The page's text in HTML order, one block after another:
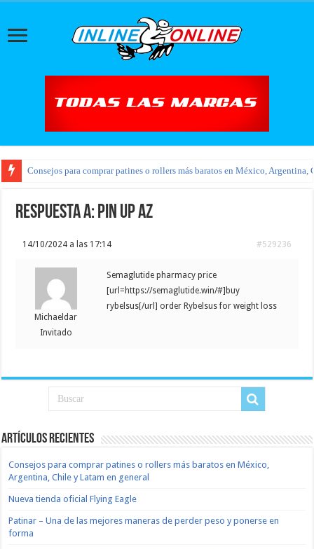
Consejos para comprar patines o rollers más baratos en México, Argentina,
Respuesta a: pin up az
14/10/2024 a las 17:14 #529236
Michaeldar
Invitado
Semaglutide pharmacy price
[url=https://semaglutide.win/#]buy
rybelsus[/url] order Rybelsus for weight loss
Artículos recientes
Consejos para comprar patines o rollers más baratos en México,
Argentina, Chile y Latam en general
Nueva tienda oficial Flying Eagle
Patinar – Una de las mejores maneras de perder peso y ponerse en
forma